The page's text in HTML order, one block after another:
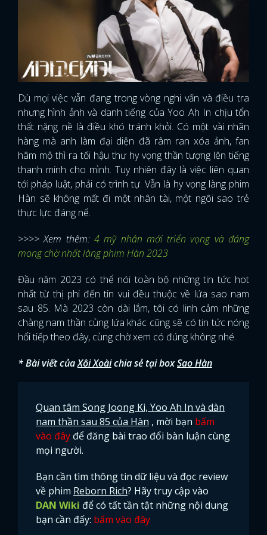
FACEBOOK GOOGLE
Dù mọi việc vẫn đang trong vòng nghi vấn và điều tra
nhưng hình ảnh và danh tiếng của Yoo Ah In chịu tổn
thất nặng nề là điều khó tránh khỏi. Có một vài nhãn
hàng mà anh làm đại diện đã râm ran xóa ảnh, fan
hâm mộ thì ra tối hậu thư hy vọng thần tượng lên tiếng
thanh minh cho mình. Tuy nhiên đây là việc liên quan
tới pháp luật, phải có trình tự. Vẫn là hy vọng làng phim
Hàn sẽ không mất đi một nhân tài, một ngôi sao trẻ
thực lực đáng nể.
>>>> Xem thêm: 4 mỹ nhân mới triển vọng và đáng
mong chờ nhất làng phim Hàn 2023
Đầu năm 2023 có thể nói toàn bộ những tin tức hot
nhất từ thị phi đến tin vui đều thuộc về lứa sao nam
sau 85. Mà 2023 còn dài lắm, tôi có linh cảm những
chàng nam thần cùng lứa khác cũng sẽ có tin tức nóng
hổi tiếp theo đây, cùng chờ xem có đúng không nhé.
* Bài viết củaXôi Xoàichia sẻ tại boxSao Hàn
Quan tâm Song Joong Ki, Yoo Ah In và dàn
nam thần sau 85 của Hàn , mời bạn bấm
vào đây để đăng bài trao đổi bàn luận cùng
mọi người.
Bạn cần tìm thông tin dữ liệu và đọc review
về phim Reborn Rich? Hãy truy cập vào
DAN Wiki để có tất tần tật những nội dung
bạn cần đấy: bấm vào đây